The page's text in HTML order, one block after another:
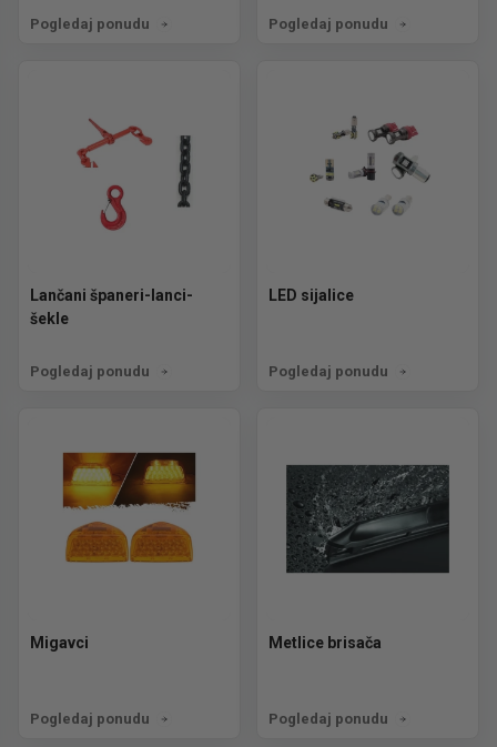
Pogledaj ponudu Pogledaj ponudu
Lančani španeri-lanci-
šekle
Pogledaj ponudu
LED sijalice
Pogledaj ponudu
Migavci
Pogledaj ponudu
Metlice brisača
Pogledaj ponudu